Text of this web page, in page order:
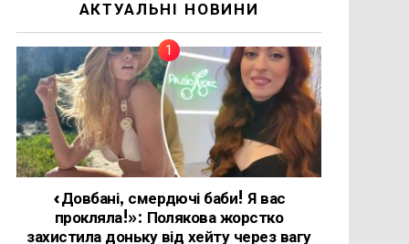
АКТУАЛЬНІ НОВИНИ
«Довбані, смердючі баби! Я вас
прокляла!»: Полякова жорстко
захистила доньку від хейту через вагу